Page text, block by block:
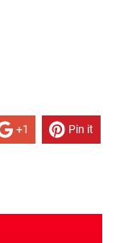
+1 Pin it